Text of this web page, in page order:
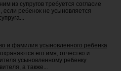
из супругов требуется согласие
если ребенок не усыновляется
и фамилия усыновленного ребенка
его имя, отчество и
усыновленному ребенку
а также...